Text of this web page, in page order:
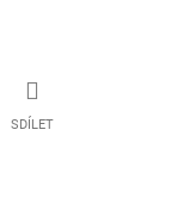
SDÍLET